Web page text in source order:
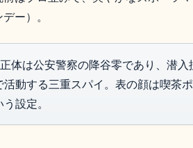
ー）。
体は公安警察の降谷零であり、潜入
活動する三重スパイ。表の顔は喫茶
設定。